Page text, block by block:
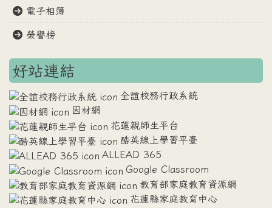
電子相簿
榮譽榜
好站連結
全誼校務行政系統
因材網
花蓮親師生平台
酷英線上學習平臺
ALLEAD 365
Google Classroom
教育部家庭教育資源網
花蓮縣家庭教育中心